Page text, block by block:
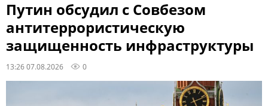
Путин обсудил с Совбезом
антитеррористическую
защищенность инфраструктуры
13:26 07.08.2026 0